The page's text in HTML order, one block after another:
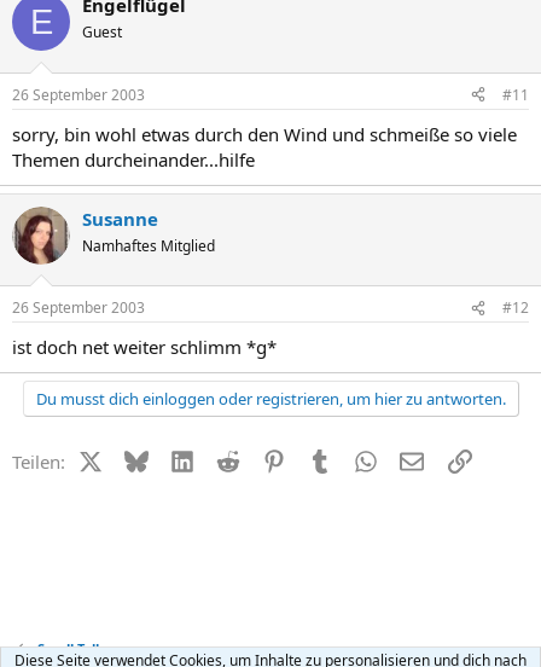
E Engelflügel
Guest
26 September 2003 #11
sorry, bin wohl etwas durch den Wind und schmeiße so viele
Themen durcheinander...hilfe
Susanne
Namhaftes Mitglied
26 September 2003 #12
ist doch net weiter schlimm *g*
Du musst dich einloggen oder registrieren, um hier zu antworten.
Teilen: X (Twitter)
BlueskyLinkedIn
Reddit PinterestTumblr WhatsApp
E-MailLink
Small Talk
Diese Seite verwendet Cookies, um Inhalte zu personalisieren und dich nach